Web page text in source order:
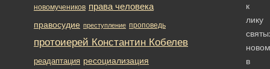
к
лику
в
новомучеников права человека
правосудие преступление проповедь
протоиерей Константин Кобелев
реадаптация ресоциализация